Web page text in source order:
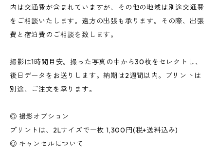
内は交通費が含まれていますが、その他の地域は別途交通費
をご相談いたします。遠方の出張も承ります。その際、出張
費と宿泊費のご相談を致します。
撮影は1時間目安。撮った写真の中から30枚をセレクトし、
後日データをお送りします。納期は2週間以内。プリントは
別途、ご注文を承ります。
◎ 撮影オプション
プリントは、2Lサイズで一枚 1,300円(税+送料込み)
◎ キャンセルについて